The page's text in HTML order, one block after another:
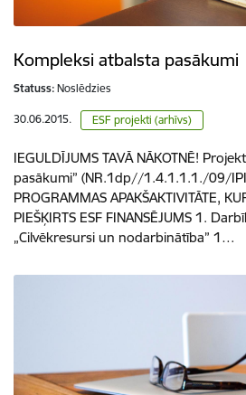
Kompleksi atbalsta pasākumi
Statuss: Noslēdzies
30.06.2015. ESF projekti (arhīvs)
IEGULDĪJUMS TAVĀ NĀKOTNĒ!
pasākumi” (NR.1dp//1.4.1.1.1./09/
PROGRAMMAS APAKŠAKTIVITĀTE,
PIEŠĶIRTS ESF FINANSĒJUMS 1.
„Cilvēkresursi un nodarbinātība” 1…